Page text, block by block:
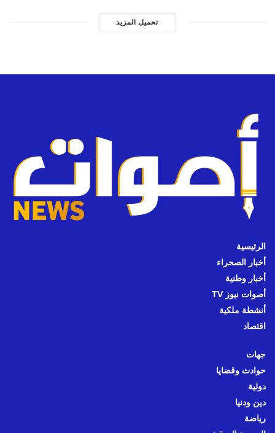
تحميل المزيد
الرئيسية
أخبار الصحراء
أخبار وطنية
أصوات نيوز TV
أنشطة ملكية
اقتصاد
جهات
حوادث وقضايا
دولية
دين ودنيا
رياضة